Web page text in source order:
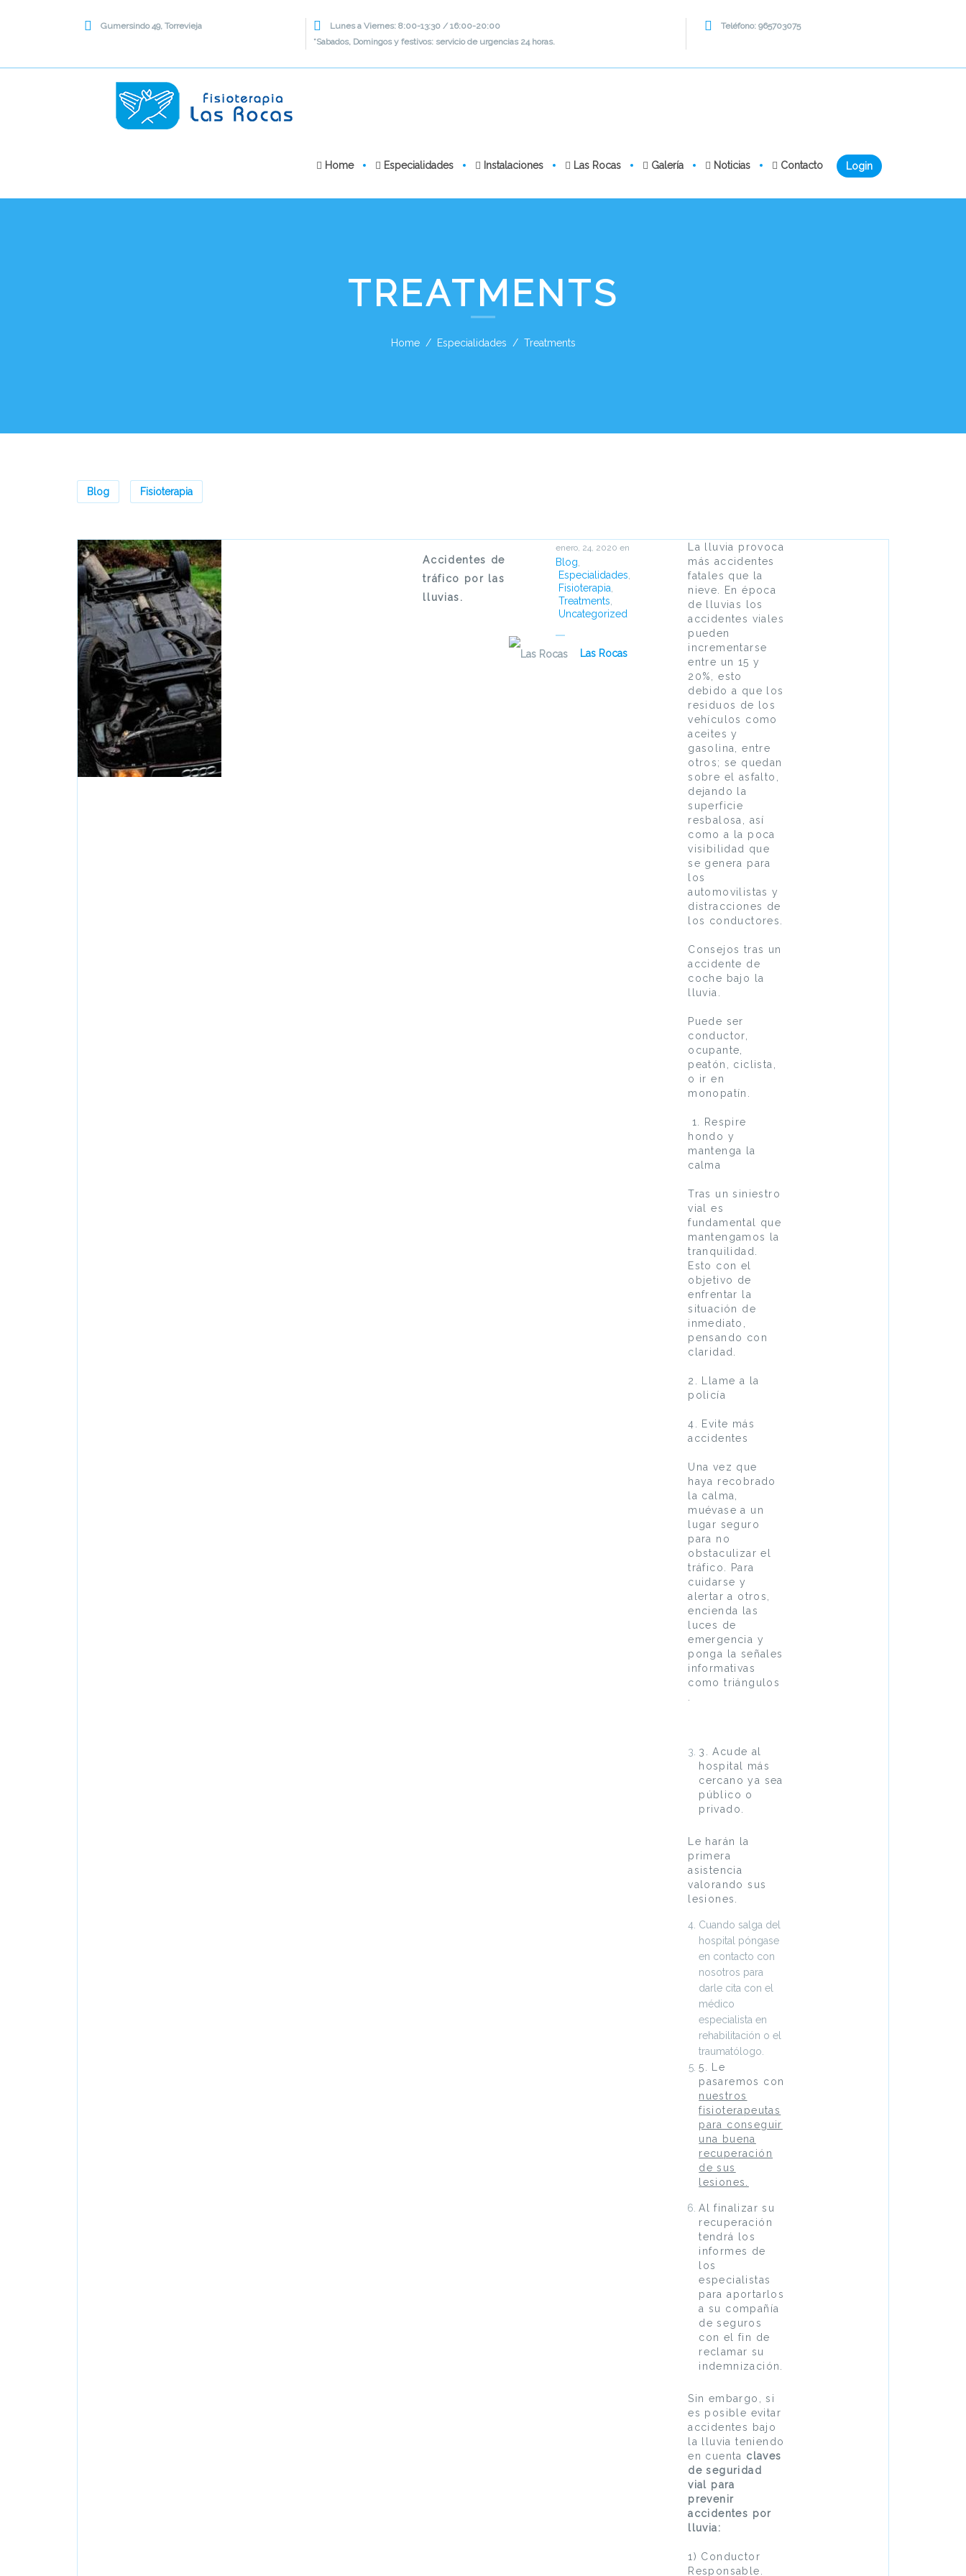
Gumersindo 49, Torrevieja
Lunes a Viernes: 8:00-13:30 / 16:00-20:00
*Sabados, Domingos y festivos: servicio de urgencias 24 horas.
Teléfono: 965703075
Home Especialidades Instalaciones Las Rocas Galería Noticias Contacto Login
TREATMENTS
Home Especialidades Treatments
Blog Fisioterapia
Accidentes de
tráfico por las
lluvias.
enero, 24, 2020 en
Blog
Especialidades
Fisioterapia
Treatments
Uncategorized
Las Rocas
La lluvia provoca
más accidentes
fatales que la
nieve. En época
de lluvias los
accidentes viales
pueden
incrementarse
entre un 15 y
20%, esto
debido a que los
residuos de los
vehículos como
aceites y
gasolina, entre
otros; se quedan
sobre el asfalto,
dejando la
superficie
resbalosa, así
como a la poca
visibilidad que
se genera para
los
automovilistas y
distracciones de
los conductores.
Consejos tras un
accidente de
coche bajo la
lluvia.
Puede ser
conductor,
ocupante,
peatón, ciclista,
o ir en
monopatín.
1. Respire
hondo y
mantenga la
calma
Tras un siniestro
vial es
fundamental que
mantengamos la
tranquilidad.
Esto con el
objetivo de
enfrentar la
situación de
inmediato,
pensando con
claridad.
2. Llame a la
policía
4. Evite más
accidentes
Una vez que
haya recobrado
la calma,
muévase a un
lugar seguro
para no
obstaculizar el
tráfico. Para
cuidarse y
alertar a otros,
encienda las
luces de
emergencia y
ponga la señales
informativas
como triángulos
3. Acude al
hospital más
cercano ya sea
público o
privado.
Le harán la
primera
asistencia
valorando sus
lesiones.
Cuando salga del
hospital póngase
en contacto con
nosotros para
darle cita con el
médico
especialista en
rehabilitación o el
traumatólogo.
5. Le
pasaremos con
nuestros
fisioterapeutas
para conseguir
una buena
recuperación
de sus
lesiones.
Al finalizar su
recuperación
tendrá los
informes de
los
especialistas
para aportarlos
a su compañía
de seguros
con el fin de
reclamar su
indemnización.
Sin embargo, si
es posible evitar
accidentes bajo
la lluvia teniendo
en cuenta claves
de seguridad
vial para
prevenir
accidentes por
lluvia:
1) Conductor
Responsable.